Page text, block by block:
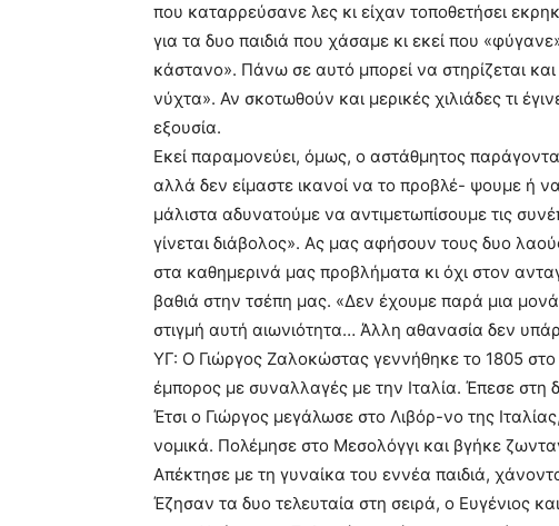
που καταρρεύσανε λες κι είχαν τοποθετήσει
για τα δυο παιδιά που χάσαμε κι εκεί που
κάστανο». Πάνω σε αυτό μπορεί να στηρίζεται
νύχτα». Αν σκοτωθούν και μερικές χιλιάδες τι
εξουσία.
Εκεί παραμονεύει, όμως, ο αστάθμητος
αλλά δεν είμαστε ικανοί να το προβλέ- ψουμε ή
μάλιστα αδυνατούμε να αντιμετωπίσουμε τις
γίνεται διάβολος». Ας μας αφήσουν τους δυο
στα καθημερινά μας προβλήματα κι όχι στον
βαθιά στην τσέπη μας. «Δεν έχουμε παρά μια
στιγμή αυτή αιωνιότητα… Άλλη αθανασία δεν
ΥΓ: Ο Γιώργος Ζαλοκώστας γεννήθηκε το 1805
έμπορος με συναλλαγές με την Ιταλία. Έπεσε
Έτσι ο Γιώργος μεγάλωσε στο Λιβόρ-νο της
νομικά. Πολέμησε στο Μεσολόγγι και βγήκε
Απέκτησε με τη γυναίκα του εννέα παιδιά,
Έζησαν τα δυο τελευταία στη σειρά, ο Ευγένιος